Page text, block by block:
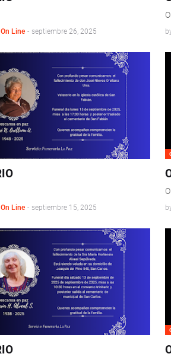
Line - septiembre 26, 2025
Line - septiembre 15, 2025